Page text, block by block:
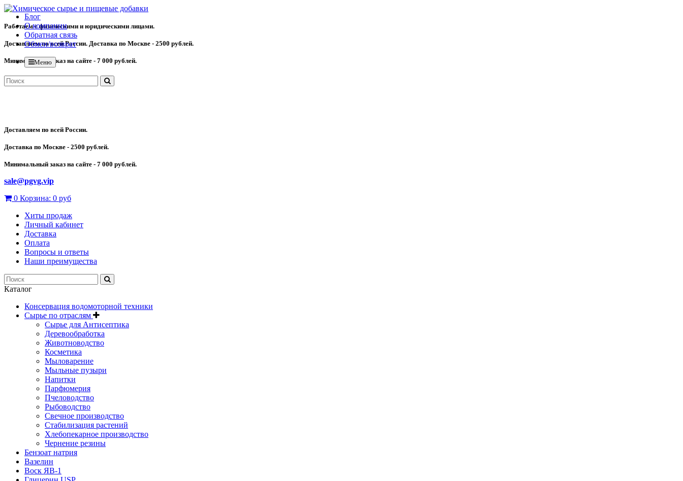
Блог
О компании
Обратная связь
Обмен/возврат
Меню
Работаем с физическими и юридическими лицами.
Доставляем по всей России. Доставка по Москве - 2500 рублей.
Минимальный заказ на сайте - 7 000 рублей.
Доставляем по всей России.
Доставка по Москве - 2500 рублей.
Минимальный заказ на сайте - 7 000 рублей.
sale@pgvg.vip
0 Корзина: 0 руб
Хиты продаж
Личный кабинет
Доставка
Оплата
Вопросы и ответы
Наши преимущества
Каталог
Консервация водомоторной техники
Сырье по отраслям
Сырье для Антисептика
Деревообработка
Животноводство
Косметика
Мыловарение
Мыльные пузыри
Напитки
Парфюмерия
Пчеловодство
Рыбоводство
Свечное производство
Стабилизация растений
Хлебопекарное производство
Чернение резины
Бензоат натрия
Вазелин
Воск ЯВ-1